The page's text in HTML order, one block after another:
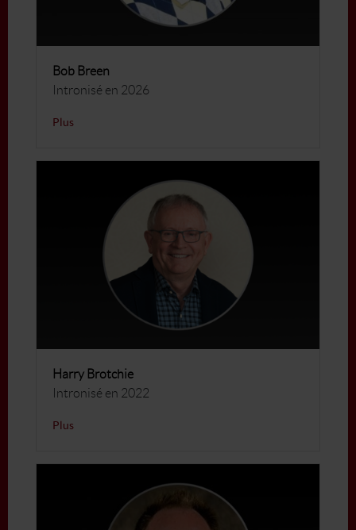
Bob Breen
Intronisé en 2026
Plus
Harry Brotchie
Intronisé en 2022
Plus